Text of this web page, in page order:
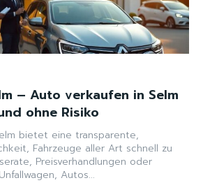
– Auto verkaufen in Selm
ohne Risiko
bietet eine transparente,
Fahrzeuge aller Art schnell zu
Preisverhandlungen oder
Autos...